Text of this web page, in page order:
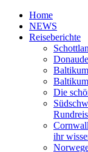
Home
NEWS
Reiseberichte
Die
ihr